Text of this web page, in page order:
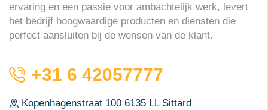
ervaring en een passie voor ambachtelijk werk, levert
het bedrijf hoogwaardige producten en diensten die
perfect aansluiten bij de wensen van de klant.
+31 6 42057777
Kopenhagenstraat 100 6135 LL Sittard